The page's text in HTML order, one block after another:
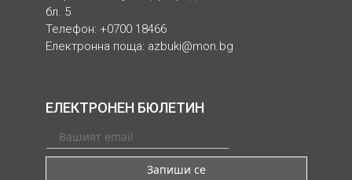
бл. 5
Телефон: +0700 18466
Електронна поща: azbuki@mon.bg
ЕЛЕКТРОНЕН БЮЛЕТИН
Запиши се